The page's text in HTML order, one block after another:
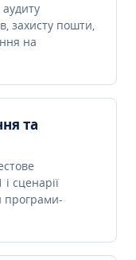
захисту пошти,
на
та
сценарії
програми-